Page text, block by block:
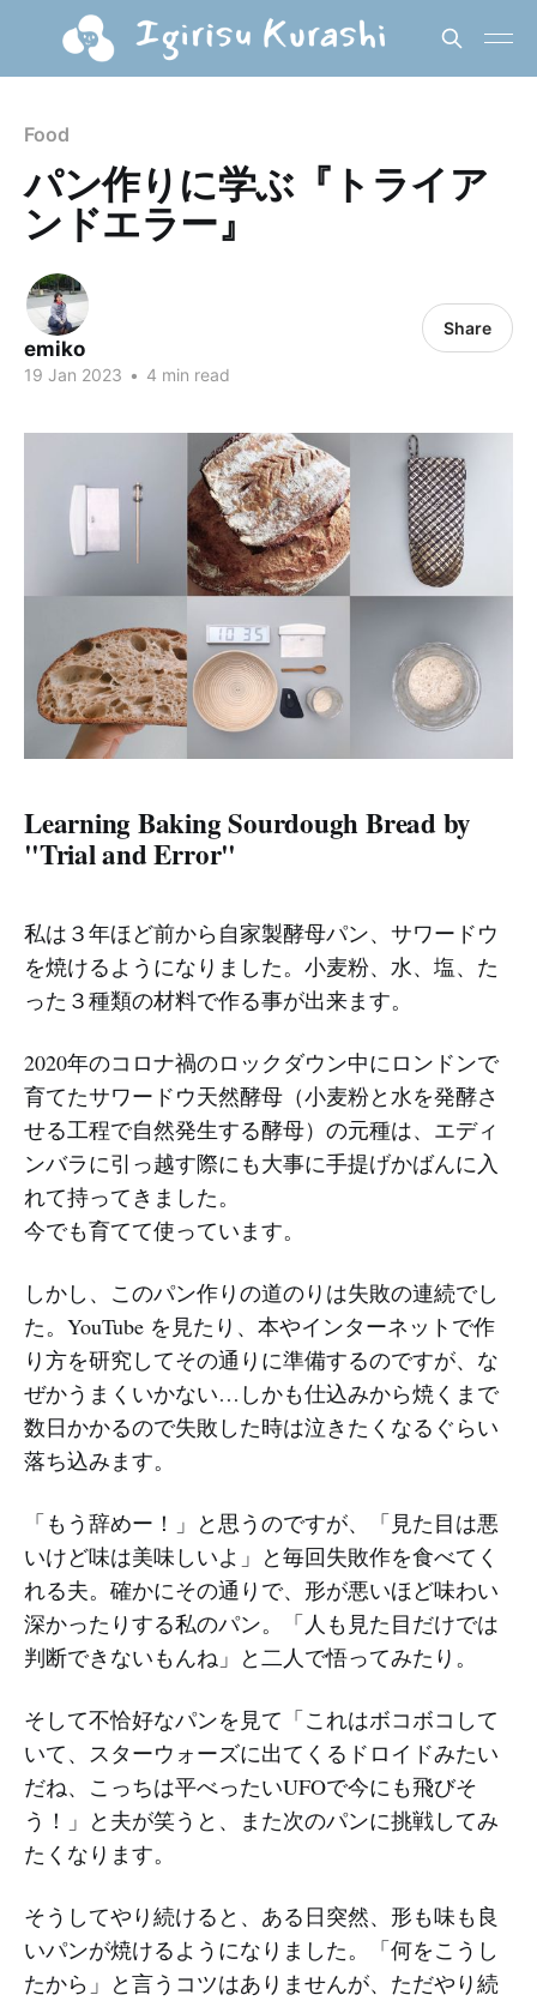
Food
パン作りに学ぶ『トライア
ンドエラー』
emiko
19 Jan 2023 • 4 min read
Share
Learning Baking Sourdough Bread by
"Trial and Error"
私は３年ほど前から自家製酵母パン、サワードウ
を焼けるようになりました。小麦粉、水、塩、た
った３種類の材料で作る事が出来ます。
2020年のコロナ禍のロックダウン中にロンドンで
育てたサワードウ天然酵母（小麦粉と水を発酵さ
せる工程で自然発生する酵母）の元種は、エディ
ンバラに引っ越す際にも大事に手提げかばんに入
れて持ってきました。
今でも育てて使っています。
しかし、このパン作りの道のりは失敗の連続でし
た。YouTube を見たり、本やインターネットで作
り方を研究してその通りに準備するのですが、な
ぜかうまくいかない…しかも仕込みから焼くまで
数日かかるので失敗した時は泣きたくなるぐらい
落ち込みます。
「もう辞めー！」と思うのですが、「見た目は悪
いけど味は美味しいよ」と毎回失敗作を食べてく
れる夫。確かにその通りで、形が悪いほど味わい
深かったりする私のパン。「人も見た目だけでは
判断できないもんね」と二人で悟ってみたり。
そして不恰好なパンを見て「これはボコボコして
いて、スターウォーズに出てくるドロイドみたい
だね、こっちは平べったいUFOで今にも飛びそ
う！」と夫が笑うと、また次のパンに挑戦してみ
たくなります。
そうしてやり続けると、ある日突然、形も味も良
いパンが焼けるようになりました。「何をこうし
たから」と言うコツはありませんが、ただやり続